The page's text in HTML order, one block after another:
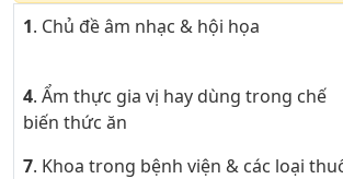
1. Chủ đề âm nhạc & hội họa
4. Ẩm thực gia vị hay dùng trong chế
biến thức ăn
7. Khoa trong bệnh viện & các loại